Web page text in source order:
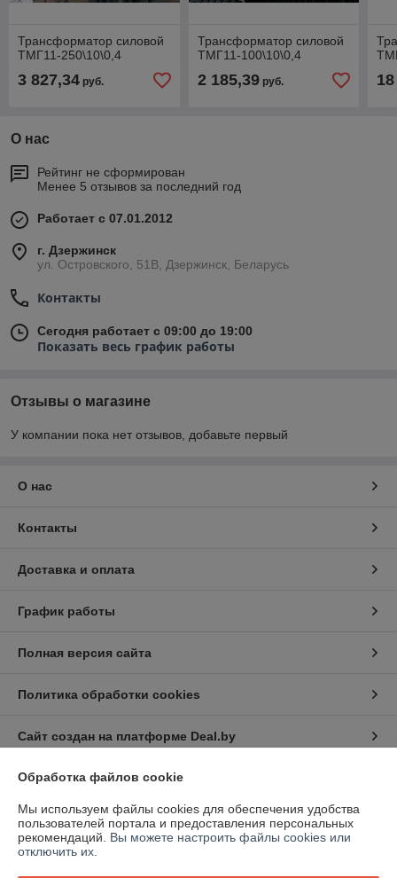
Трансформатор силовой
ТМГ11-250\10\0,4
3 827,34 руб.
Трансформатор силовой
ТМГ11-100\10\0,4
2 185,39руб.
О нас
Рейтинг не сформирован
Менее 5 отзывов за последний год
Работает с 07.01.2012
г. Дзержинск
ул. Островского, 51В, Дзержинск, Беларусь
Контакты
Сегодня работает с 09:00 до 19:00
Показать весь график работы
Отзывы о магазине
У компании пока нет отзывов, добавьте первый
О нас
Контакты
Доставка и оплата
График работы
Полная версия сайта
Политика обработки cookies
Сайт создан на платформе Deal.by
Юридическое лицо:ИП Нестерович Денис Геннадьевич
222720, Минская обл., Дзержинский р-н, д. Дягильно, ул.Центральная,
118Б.
Регистрационный номер ЕГР: 691339506
Обработка файлов cookie
Мы используем файлы cookies для обеспечения удобства
пользователей портала и предоставления персональных
рекомендаций. Вы можете настроить файлы cookies или
отключить их.